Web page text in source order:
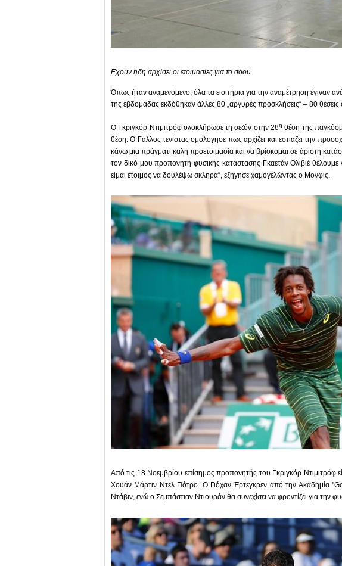
Εχουν ήδη αρχίσει οι ετοιμασίες για το σόου
Όπως ήταν αναμενόμενο, όλα τα εισιτήρια για την αναμέτρηση έγιναν
της εβδομάδας εκδόθηκαν άλλες 80 „αργυρές προσκλήσεις“ – 80
Ο Γκριγκόρ Ντιμιτρόφ ολοκλήρωσε τη σεζόν στην 28η θέση της
θέση. Ο Γάλλος τενίστας ομολόγησε πως αρχίζει και εστιάζει την
κάνω μια πράγματι καλή προετοιμασία και να βρίσκομαι σε άριστη
τον δικό μου προπονητή φυσικής κατάστασης Γκαετάν Ολιβιέ
είμαι έτοιμος να δουλέψω σκληρά“, εξήγησε χαμογελώντας ο Μονφίς.
Από τις 18 Νοεμβρίου επίσημος προπονητής του Γκριγκόρ
Χουάν Μάρτιν Ντελ Πότρο. Ο Γιόχαν Έρτεγκρεν από την Ακαδημία
Ντάβιν, ενώ ο Σεμπάστιαν Ντιουράν θα συνεχίσει να φροντίζει για